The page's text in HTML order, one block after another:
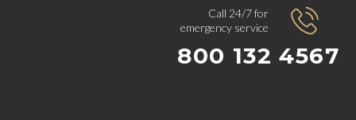
Call 24/7 for
emergency service
800 132 4567